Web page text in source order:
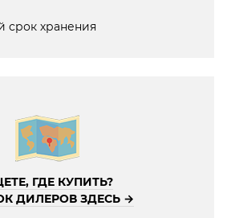
срок хранения
ГДЕ КУПИТЬ?
ДИЛЕРОВ ЗДЕСЬ →